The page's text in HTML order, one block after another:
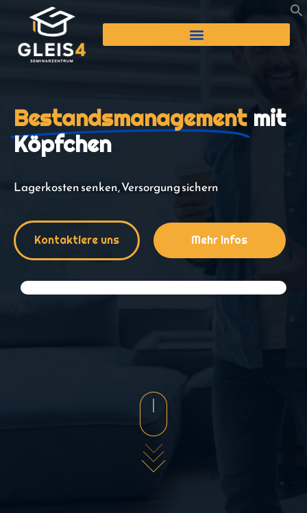
Bestandsmanagement mit
Köpfchen
Lagerkosten senken, Versorgung sichern
Mehr Infos
Kontaktiere uns